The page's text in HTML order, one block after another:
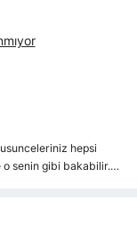
hepsi
o senin gibi bakabilir.…